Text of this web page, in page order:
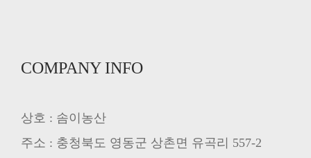
COMPANY INFO
상호 : 솜이농산
주소 : 충청북도 영동군 상촌면 유곡리 557-2